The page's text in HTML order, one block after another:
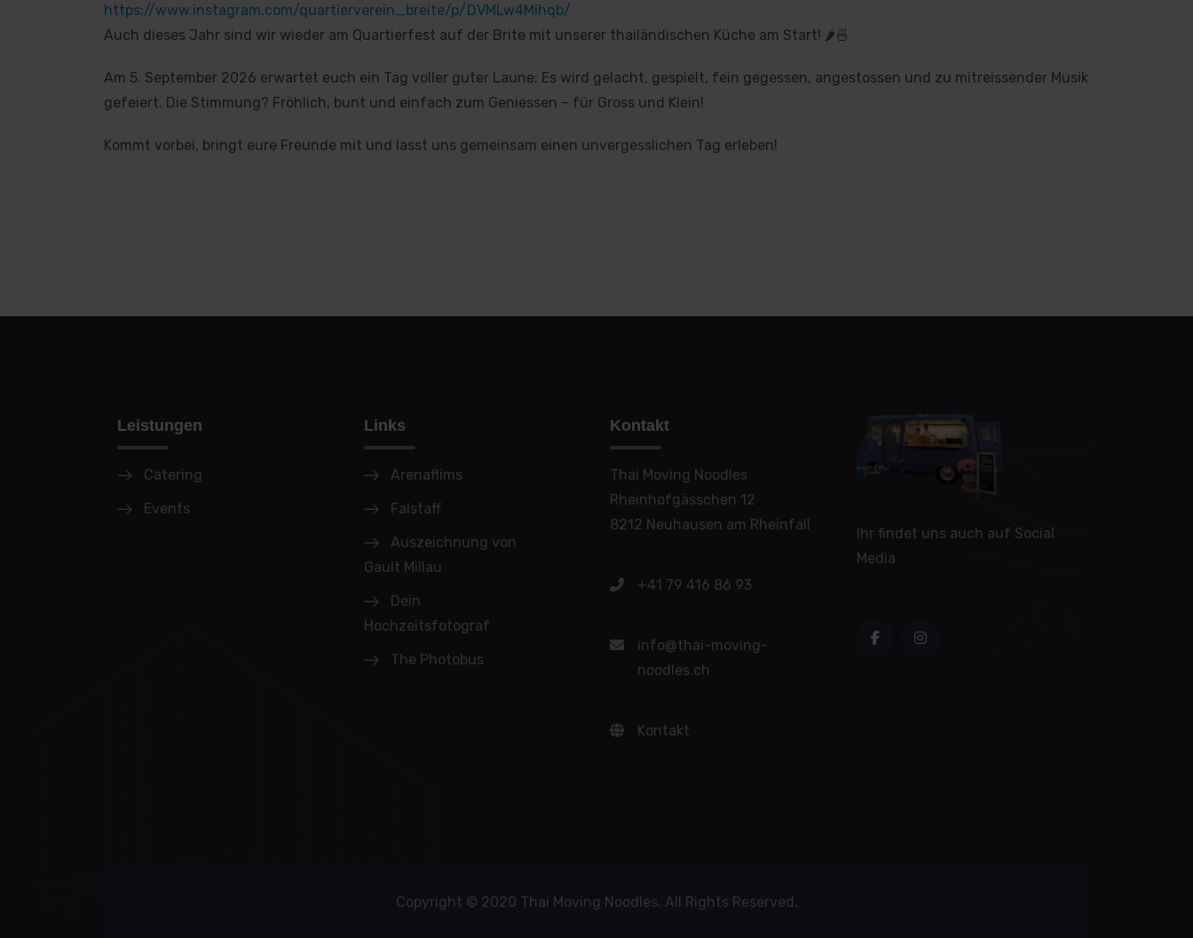
https://www.instagram.com/quartierverein_breite/p/DVMLw4Mihqb/
Auch dieses Jahr sind wir wieder am Quartierfest auf der Brite mit unserer thailändischen Küche am Start! 🌶️🍜
Am 5. September 2026 erwartet euch ein Tag voller guter Laune: Es wird gelacht, gespielt, fein gegessen, angestossen und zu mitreissender Musik
gefeiert. Die Stimmung? Fröhlich, bunt und einfach zum Geniessen – für Gross und Klein!
Kommt vorbei, bringt eure Freunde mit und lasst uns gemeinsam einen unvergesslichen Tag erleben!
Leistungen
Catering
Events
Links
Arenaflims
Falstaff
Auszeichnung von
Gault Millau
Dein
Hochzeitsfotograf
The Photobus
Kontakt
Thai Moving Noodles
Rheinhofgässchen 12
8212 Neuhausen am Rheinfall
+41 79 416 86 93
info@thai-moving-
noodles.ch
Kontakt
Ihr findet uns auch auf Social
Media
Copyright © 2020 Thai Moving Noodles. All Rights Reserved.